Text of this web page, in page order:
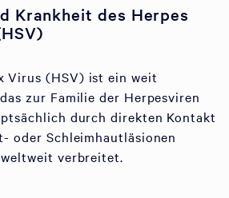
Krankheit des Herpes
Virus (HSV) ist ein weit
zur Familie der Herpesviren
durch direkten Kontakt
oder Schleimhautläsionen
verbreitet.